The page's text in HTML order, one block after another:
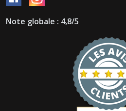
Note globale : 4,8/5